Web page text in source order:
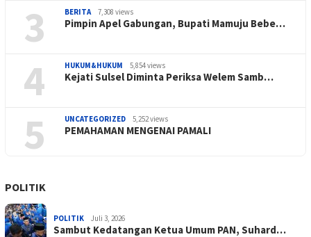
3 BERITA 7,308 views
Pimpin Apel Gabungan, Bupati Mamuju Bebe…
4 HUKUM&HUKUM 5,854 views
Kejati Sulsel Diminta Periksa Welem Samb…
5 UNCATEGORIZED 5,252 views
PEMAHAMAN MENGENAI PAMALI
POLITIK
POLITIK Juli 3, 2026
Sambut Kedatangan Ketua Umum PAN, Suhard…